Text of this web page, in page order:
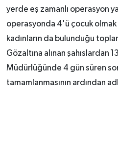
yerde eş zamanlı operasyon
operasyonda 4'ü çocuk olmak
kadınların da bulunduğu
Gözaltına alınan şahıslardan
Müdürlüğünde 4 gün süren
tamamlanmasının ardından